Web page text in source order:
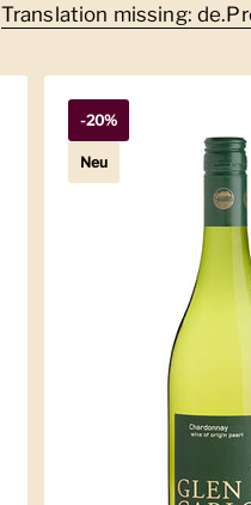
Translation missing:
-20%
Neu